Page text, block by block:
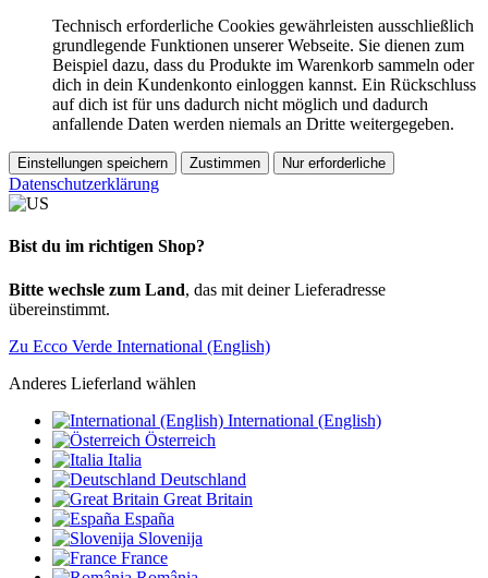
Technisch erforderliche Cookies gewährleisten ausschließlich
grundlegende Funktionen unserer Webseite. Sie dienen zum
Beispiel dazu, dass du Produkte im Warenkorb sammeln oder
dich in dein Kundenkonto einloggen kannst. Ein Rückschluss
auf dich ist für uns dadurch nicht möglich und dadurch
anfallende Daten werden niemals an Dritte weitergegeben.
Einstellungen speichern Zustimmen Nur erforderliche
Datenschutzerklärung
Bist du im richtigen Shop?
Bitte wechsle zum Land, das mit deiner Lieferadresse
übereinstimmt.
Zu Ecco Verde International (English)
Anderes Lieferland wählen
International (English)
Österreich
Italia
Deutschland
Great Britain
España
Slovenija
France